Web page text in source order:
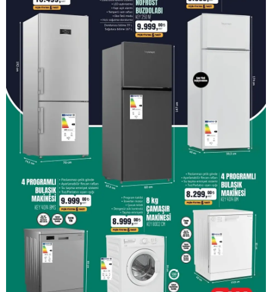
TL, Seyahat Tip Kamp Sandalyesi 499 TL, Kamp
Sandalyesi 699 TL, Uyku Tulumu 599 TL’den satışa
sunulacak. Peki, bim’de bu hafta cuma neler var? İşte,
BİM aktüel 14-17 Mayıs 2024